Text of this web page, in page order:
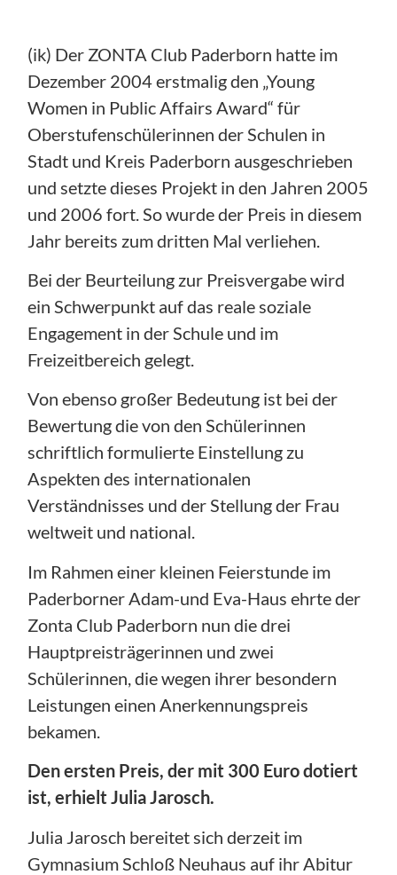
(ik) Der ZONTA Club Paderborn hatte im
Dezember 2004 erstmalig den „Young
Women in Public Affairs Award“ für
Oberstufenschülerinnen der Schulen in
Stadt und Kreis Paderborn ausgeschrieben
und setzte dieses Projekt in den Jahren 2005
und 2006 fort. So wurde der Preis in diesem
Jahr bereits zum dritten Mal verliehen.
Bei der Beurteilung zur Preisvergabe wird
ein Schwerpunkt auf das reale soziale
Engagement in der Schule und im
Freizeitbereich gelegt.
Von ebenso großer Bedeutung ist bei der
Bewertung die von den Schülerinnen
schriftlich formulierte Einstellung zu
Aspekten des internationalen
Verständnisses und der Stellung der Frau
weltweit und national.
Im Rahmen einer kleinen Feierstunde im
Paderborner Adam-und Eva-Haus ehrte der
Zonta Club Paderborn nun die drei
Hauptpreisträgerinnen und zwei
Schülerinnen, die wegen ihrer besondern
Leistungen einen Anerkennungspreis
bekamen.
Den ersten Preis, der mit 300 Euro dotiert
ist, erhielt Julia Jarosch.
Julia Jarosch bereitet sich derzeit im
Gymnasium Schloß Neuhaus auf ihr Abitur